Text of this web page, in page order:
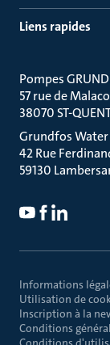
Liens rapides
Pompes
57 rue de
38070 ST-
Grundfos Water
42 Rue
59130
Informations
Utilisation de
Inscription à la
Conditions